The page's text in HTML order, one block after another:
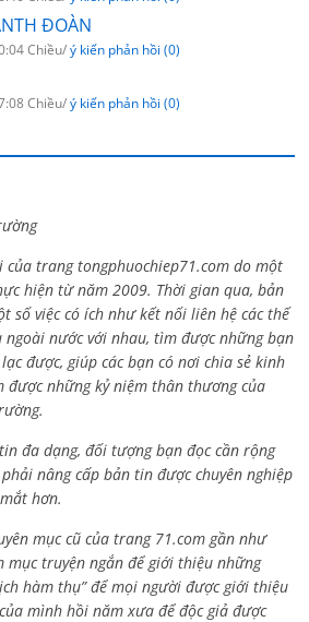
ĐOÀN
Chiều/ý kiến phản hồi (0)
Chiều/ý kiến phản hồi (0)
của trang tongphuochiep71.com do một
hiện từ năm 2009. Thời gian qua, bản
số việc có ích như kết nối liên hệ các thế
ngoài nước với nhau, tìm được những bạn
được, giúp các bạn có nơi chia sẻ kinh
được những kỷ niệm thân thương của
đa dạng, đối tượng bạn đọc cần rộng
nâng cấp bản tin được chuyên nghiệp
hơn.
mục cũ của trang 71.com gần như
mục truyện ngắn để giới thiệu những
hàm thụ” để mọi người được giới thiệu
mình hồi năm xưa để độc giả được